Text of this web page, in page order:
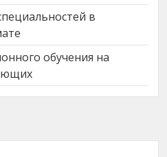
в
обучения на